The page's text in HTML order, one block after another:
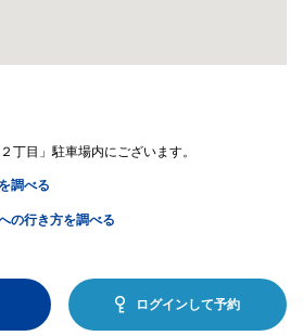
丁目」駐車場内にございます。
調べる
の行き方を調べる
ログインして予約